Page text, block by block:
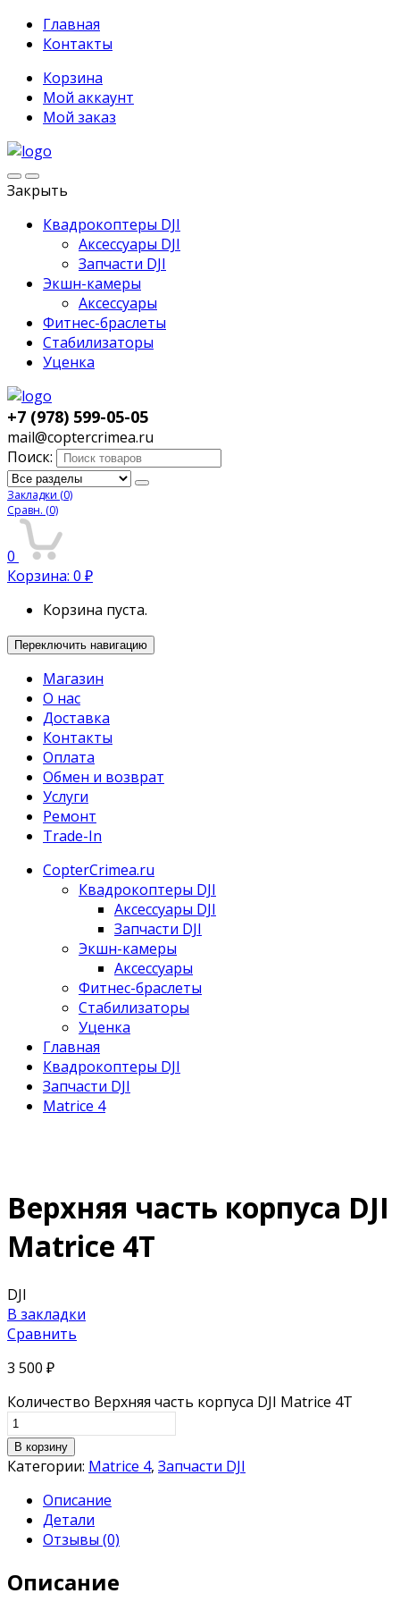
Главная
Контакты
Корзина
Мой аккаунт
Мой заказ
Закрыть
Квадрокоптеры DJI
Аксессуары DJI
Запчасти DJI
Экшн-камеры
Аксессуары
Фитнес-браслеты
Стабилизаторы
Уценка
+7 (978) 599-05-05
mail@coptercrimea.ru
Поиск:
Закладки (0)
Сравн. (0)
0
Корзина: 0 ₽
Корзина пуста.
Переключить навигацию
Магазин
О нас
Доставка
Контакты
Оплата
Обмен и возврат
Услуги
Ремонт
Trade-In
CopterCrimea.ru
Квадрокоптеры DJI
Аксессуары DJI
Запчасти DJI
Экшн-камеры
Аксессуары
Фитнес-браслеты
Стабилизаторы
Уценка
Главная
Квадрокоптеры DJI
Запчасти DJI
Matrice 4
Верхняя часть корпуса DJI
Matrice 4T
DJI
В закладки
Сравнить
3 500 ₽
Количество Верхняя часть корпуса DJI Matrice 4T
В корзину
Категории: Matrice 4, Запчасти DJI
Описание
Детали
Отзывы (0)
Описание